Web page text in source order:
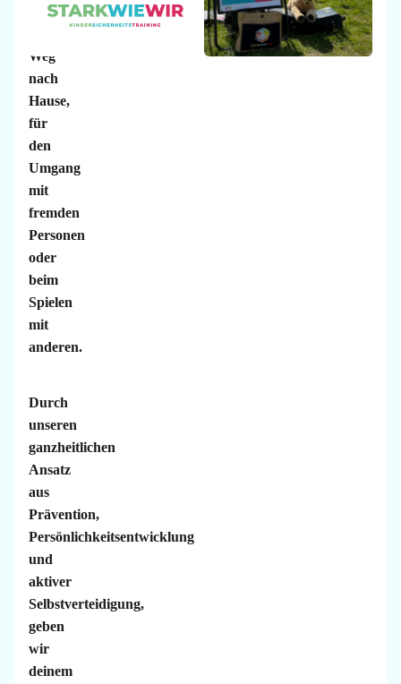
Weg
nach
Hause,
für
den
Umgang
mit
fremden
Personen
oder
beim
Spielen
mit
anderen.
Durch
unseren
ganzheitlichen
Ansatz
aus
Prävention,
Persönlichkeitsentwicklung
und
aktiver
Selbstverteidigung,
geben
wir
deinem